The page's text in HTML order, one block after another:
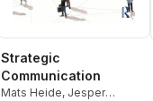
Strategic
Communication
Mats Heide, Jesper